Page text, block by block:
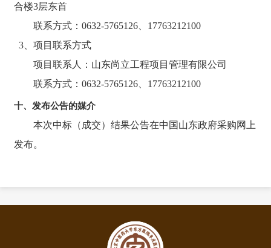
合楼3层东首
联系方式：0632-5765126、17763212100
3、项目联系方式
项目联系人：山东尚立工程项目管理有限公司
联系方式：0632-5765126、17763212100
十、发布公告的媒介
本次中标（成交）结果公告在中国山东政府采购网上
发布。